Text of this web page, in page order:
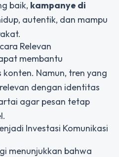
baik, kampanye di
autentik, dan mampu
Relevan
membantu
Namun, tren yang
dengan identitas
agar pesan tetap
Investasi Komunikasi
menunjukkan bahwa